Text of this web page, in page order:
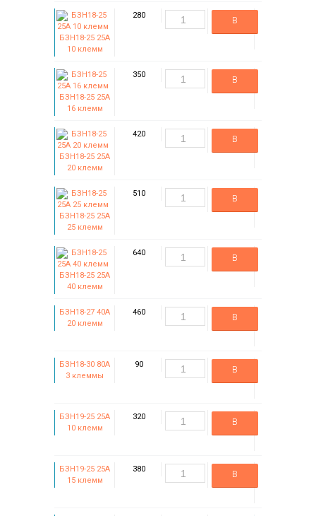
БЗН18-25 25А
10 клемм
280
В
БЗН18-25 25А
16 клемм
350
В
БЗН18-25 25А
20 клемм
420
В
БЗН18-25 25А
25 клемм
510
В
БЗН18-25 25А
40 клемм
640
В
БЗН18-27 40А
20 клемм
460
В
БЗН18-30 80А
3 клеммы
90
В
БЗН19-25 25А
10 клемм
320
В
БЗН19-25 25А
15 клемм
380
В